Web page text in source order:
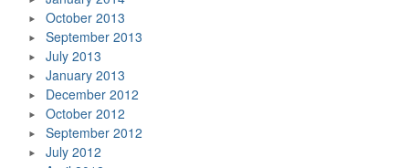
October 2013
September 2013
July 2013
January 2013
December 2012
October 2012
September 2012
July 2012